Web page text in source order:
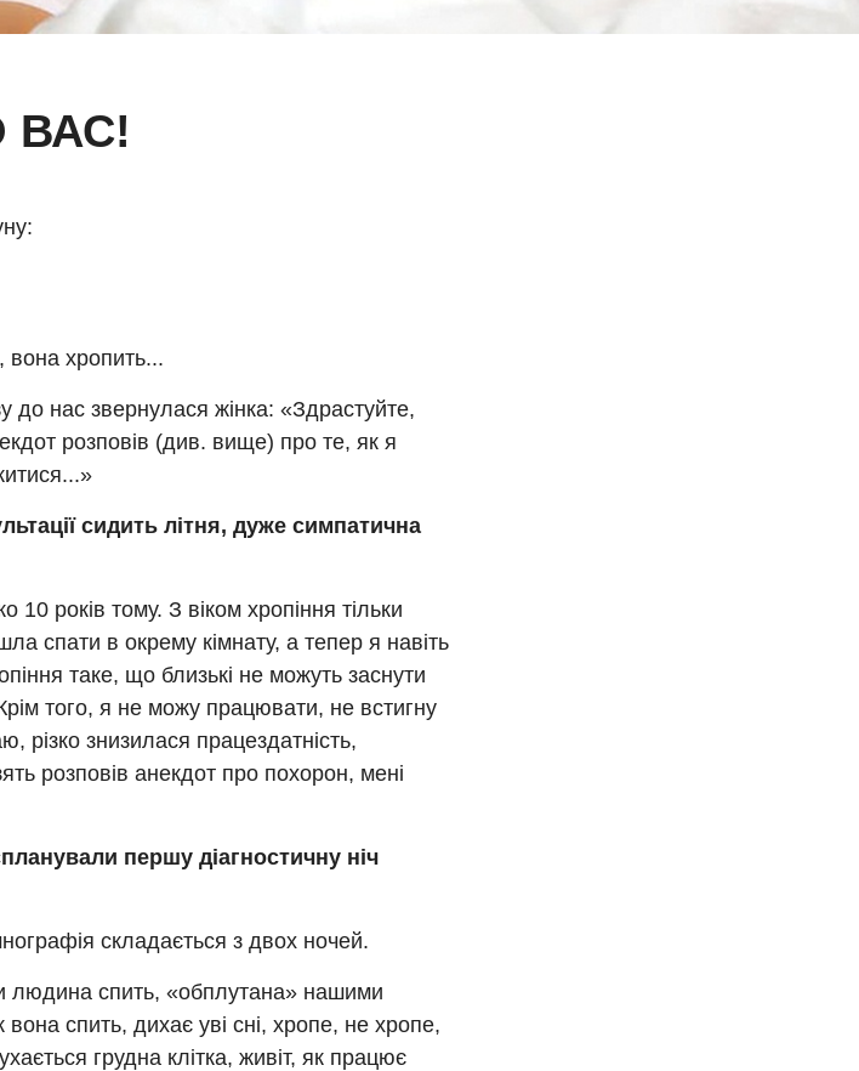
ВАС!
вона хропить...
до нас звернулася жінка: «Здрастуйте,
розповів (див. вище) про те, як я
сидить літня, дуже симпатична
років тому. З віком хропіння тільки
спати в окрему кімнату, а тепер я навіть
таке, що близькі не можуть заснути
того, я не можу працювати, не встигну
різко знизилася працездатність,
розповів анекдот про похорон, мені
першу діагностичну ніч
складається з двох ночей.
людина спить, «обплутана» нашими
спить, дихає уві сні, хропе, не хропе,
грудна клітка, живіт, як працює